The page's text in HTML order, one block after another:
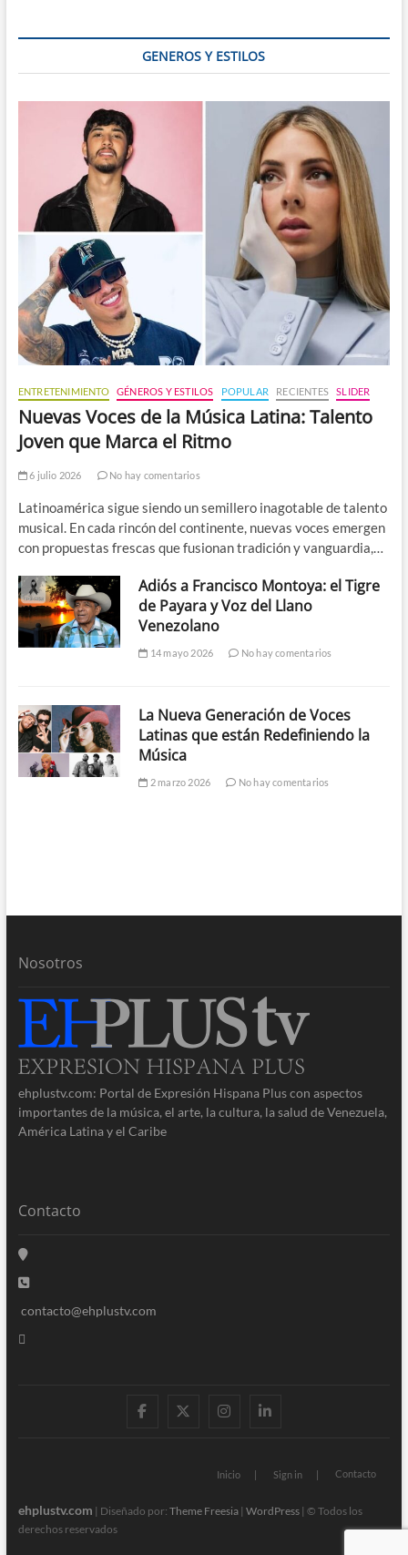
GENEROS Y ESTILOS
ENTRETENIMIENTO GÉNEROS Y ESTILOS POPULAR RECIENTES SLIDER
Nuevas Voces de la Música Latina: Talento
Joven que Marca el Ritmo
6 julio 2026 No hay comentarios
Latinoamérica sigue siendo un semillero inagotable de talento
musical. En cada rincón del continente, nuevas voces emergen
con propuestas frescas que fusionan tradición y vanguardia,…
Adiós a Francisco Montoya: el Tigre
de Payara y Voz del Llano
Venezolano
14 mayo 2026 No hay comentarios
La Nueva Generación de Voces
Latinas que están Redefiniendo la
Música
2 marzo 2026 No hay comentarios
Nosotros
ehplustv.com: Portal de Expresión Hispana Plus con aspectos
importantes de la música, el arte, la cultura, la salud de Venezuela,
América Latina y el Caribe
Contacto
contacto@ehplustv.com
facebooktwitterinstagram
linkedin
Inicio Sign in Contacto
ehplustv.com | Diseñado por: Theme Freesia| WordPress| © Todos los
derechos reservados